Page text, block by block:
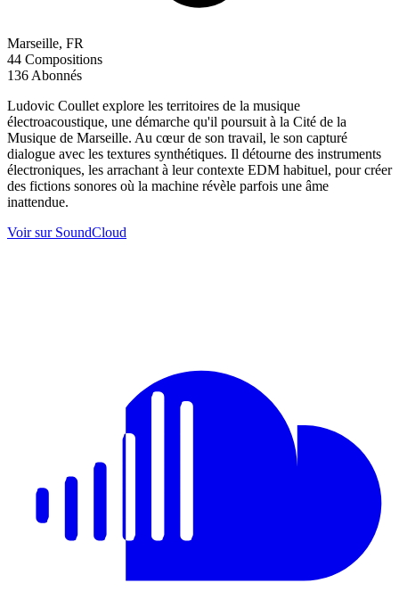
Marseille, FR
44 Compositions
136 Abonnés
Ludovic Coullet explore les territoires de la musique
électroacoustique, une démarche qu'il poursuit à la Cité de la
Musique de Marseille. Au cœur de son travail, le son capturé
dialogue avec les textures synthétiques. Il détourne des instruments
électroniques, les arrachant à leur contexte EDM habituel, pour créer
des fictions sonores où la machine révèle parfois une âme
inattendue.
Voir sur SoundCloud